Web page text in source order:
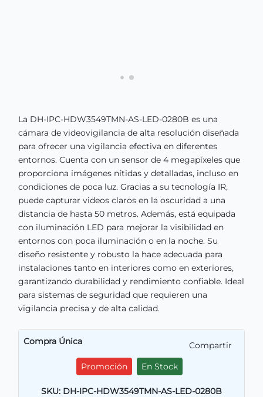
La DH-IPC-HDW3549TMN-AS-LED-0280B es una
cámara de videovigilancia de alta resolución diseñada
para ofrecer una vigilancia efectiva en diferentes
entornos. Cuenta con un sensor de 4 megapíxeles que
proporciona imágenes nítidas y detalladas, incluso en
condiciones de poca luz. Gracias a su tecnología IR,
puede capturar videos claros en la oscuridad a una
distancia de hasta 50 metros. Además, está equipada
con iluminación LED para mejorar la visibilidad en
entornos con poca iluminación o en la noche. Su
diseño resistente y robusto la hace adecuada para
instalaciones tanto en interiores como en exteriores,
garantizando durabilidad y rendimiento confiable. Ideal
para sistemas de seguridad que requieren una
vigilancia precisa y de alta calidad.
Compra Única
Compartir
Promoción
En Stock
SKU: DH-IPC-HDW3549TMN-AS-LED-0280B